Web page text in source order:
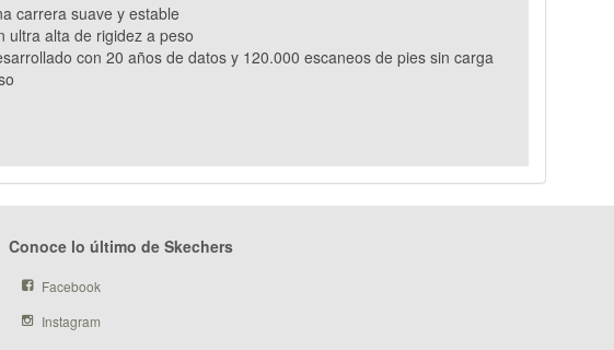
carrera suave y estable
ultra alta de rigidez a peso
con 20 años de datos y 120.000 escaneos de pies sin carga
Conoce lo último de Skechers
Facebook
Instagram